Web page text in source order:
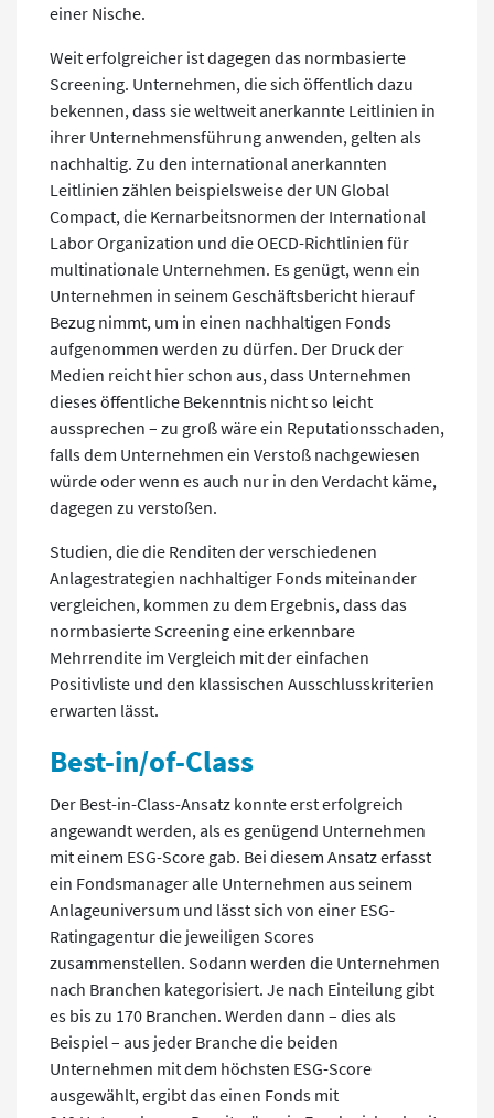
einer Nische.
Weit erfolgreicher ist dagegen das normbasierte
Screening. Unternehmen, die sich öffentlich dazu
bekennen, dass sie weltweit anerkannte Leitlinien in
ihrer Unternehmensführung anwenden, gelten als
nachhaltig. Zu den international anerkannten
Leitlinien zählen beispielsweise der UN Global
Compact, die Kernarbeitsnormen der International
Labor Organization und die OECD-Richtlinien für
multinationale Unternehmen. Es genügt, wenn ein
Unternehmen in seinem Geschäftsbericht hierauf
Bezug nimmt, um in einen nachhaltigen Fonds
aufgenommen werden zu dürfen. Der Druck der
Medien reicht hier schon aus, dass Unternehmen
dieses öffentliche Bekenntnis nicht so leicht
aussprechen – zu groß wäre ein Reputationsschaden,
falls dem Unternehmen ein Verstoß nachgewiesen
würde oder wenn es auch nur in den Verdacht käme,
dagegen zu verstoßen.
Studien, die die Renditen der verschiedenen
Anlagestrategien nachhaltiger Fonds miteinander
vergleichen, kommen zu dem Ergebnis, dass das
normbasierte Screening eine erkennbare
Mehrrendite im Vergleich mit der einfachen
Positivliste und den klassischen Ausschlusskriterien
erwarten lässt.
Best-in/of-Class
Der Best-in-Class-Ansatz konnte erst erfolgreich
angewandt werden, als es genügend Unternehmen
mit einem ESG-Score gab. Bei diesem Ansatz erfasst
ein Fondsmanager alle Unternehmen aus seinem
Anlageuniversum und lässt sich von einer ESG-
Ratingagentur die jeweiligen Scores
zusammenstellen. Sodann werden die Unternehmen
nach Branchen kategorisiert. Je nach Einteilung gibt
es bis zu 170 Branchen. Werden dann – dies als
Beispiel – aus jeder Branche die beiden
Unternehmen mit dem höchsten ESG-Score
ausgewählt, ergibt das einen Fonds mit